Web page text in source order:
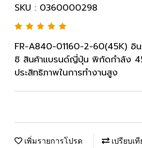
SKU : 0360000298
FR-A840-01160-2-60(45K) อิน
ชิ สินค้าแบรนด์ญี่ปุ่น พิกัดกำลัง
ประสิทธิภาพในการทำงานสูง
เพิ่มรายการโปรด เปรียบเที